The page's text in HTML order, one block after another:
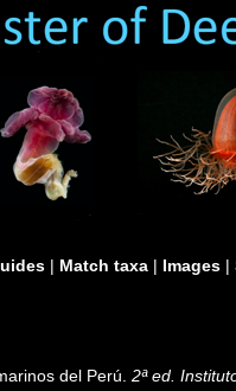
| Match taxa | Images |
del Perú.2ª ed.